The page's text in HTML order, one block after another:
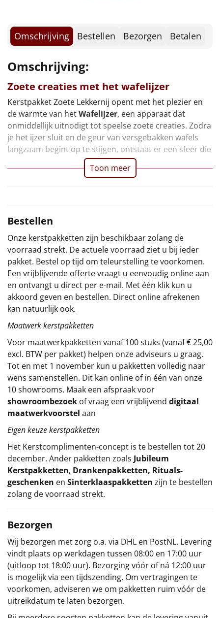
Noodradio NIEUW
Alle artikelen
Overige
Ideeën
Personeel
Doe het zelf
Particulier
Kerstgeschenken 2026
Relatiegeschenken
Cadeaubon
Per stuk
Alle overige
Omschrijving Bestellen Bezorgen Betalen
Omschrijving:
Zoete creaties met het wafelijzer
Kerstpakket Zoete Lekkernij opent met het plezier en
de warmte van hetWafelijzer, een apparaat dat
onmiddellijk uitnodigt tot speelse zoete creaties. Zodra
je het ijzer sluit en de geur van versgebakken wafels
langzaam begint op te stijgen, ontstaat er een sfeer die
Toon meer
Bestellen
Onze kerstpakketten zijn beschikbaar zolang de
voorraad strekt. De actuele voorraad ziet u bij ieder
pakket. Bestel op tijd om teleurstelling te voorkomen.
Een vrijblijvende offerte vraagt u eenvoudig online aan
en ontvangt u direct per e-mail. Met één klik kun u
akkoord geven en bestellen. Direct online afrekenen
kan natuurlijk ook.
Maatwerk kerstpakketten
Voor maatwerkpakketten vanaf 100 stuks (vanaf € 25,00
excl. BTW per pakket) helpen onze adviseurs u graag.
Tot en met 1 november kun u pakketten volledig naar
wens samenstellen. Dit kan online of in één van onze
10 showrooms. Maak een afspraak voor
showroombezoek of vraag een vrijblijvend digitaal
maatwerkvoorstel aan
Eigen keuze kerstpakketten
Het Kerstcomplimenten-concept is te bestellen tot 20
december. Ander pakketten zoals Jubileum
Kerstpakketten, Drankenpakketten, Rituals-
geschenken en Sinterklaaspakketten zijn te bestellen
zolang de voorraad strekt.
Bezorgen
Wij bezorgen met zorg o.a. via DHL en PostNL. Levering
vindt plaats op werkdagen tussen 08:00 en 17:00 uur
(uitloop tot 18:00 uur). Bezorging vóór of ná 12:00 uur
is mogelijk via een tijdszending. Om vertragingen te
voorkomen, adviseren we om pakketten ruim vóór de
uitreikdatum te laten bezorgen.